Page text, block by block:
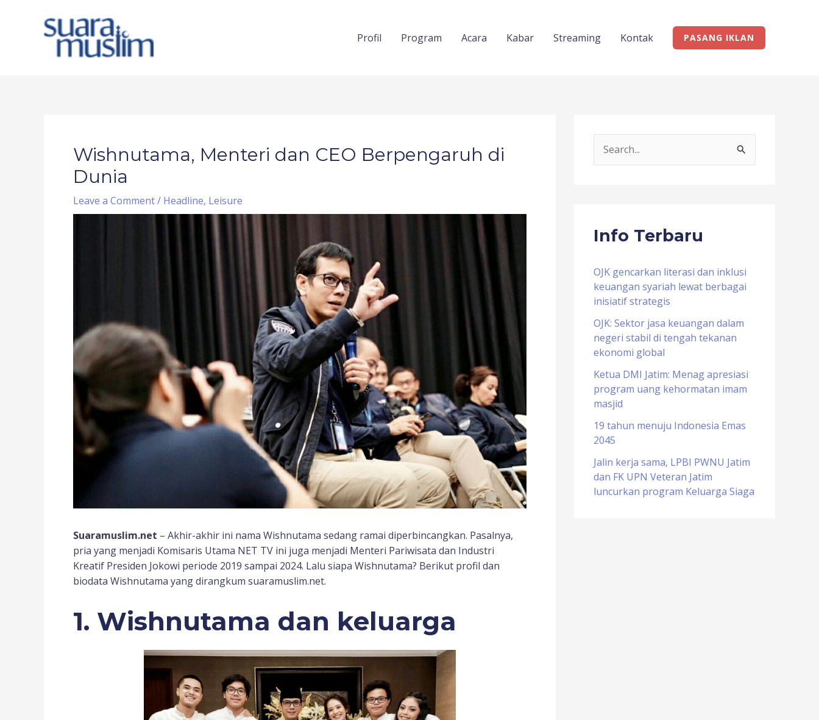
Profil Program Acara Kabar Streaming Kontak PASANG IKLAN
Wishnutama, Menteri dan CEO Berpengaruh di
Dunia
Leave a Comment/ Headline, Leisure
Suaramuslim.net – Akhir-akhir ini nama Wishnutama sedang ramai diperbincangkan. Pasalnya,
pria yang menjadi Komisaris Utama NET TV ini juga menjadi Menteri Pariwisata dan Industri
Kreatif Presiden Jokowi periode 2019 sampai 2024. Lalu siapa Wishnutama? Berikut profil dan
biodata Wishnutama yang dirangkum suaramuslim.net.
1. Wishnutama dan keluarga
c
f
o
r
:
Info Terbaru
OJK gencarkan literasi dan inklusi
keuangan syariah lewat berbagai
inisiatif strategis
OJK: Sektor jasa keuangan dalam
negeri stabil di tengah tekanan
ekonomi global
Ketua DMI Jatim: Menag apresiasi
program uang kehormatan imam
masjid
19 tahun menuju Indonesia Emas
2045
Jalin kerja sama, LPBI PWNU Jatim
dan FK UPN Veteran Jatim
luncurkan program Keluarga Siaga